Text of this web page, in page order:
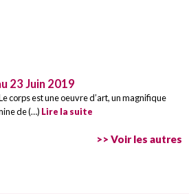
23 Juin 2019
Le corps est une oeuvre d’art, un magnifique
de (…) Lire la suite
>> Voir les autres